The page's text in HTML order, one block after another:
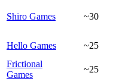
Shiro Games ~30
Hello Games
~25
Frictional
Games
~25